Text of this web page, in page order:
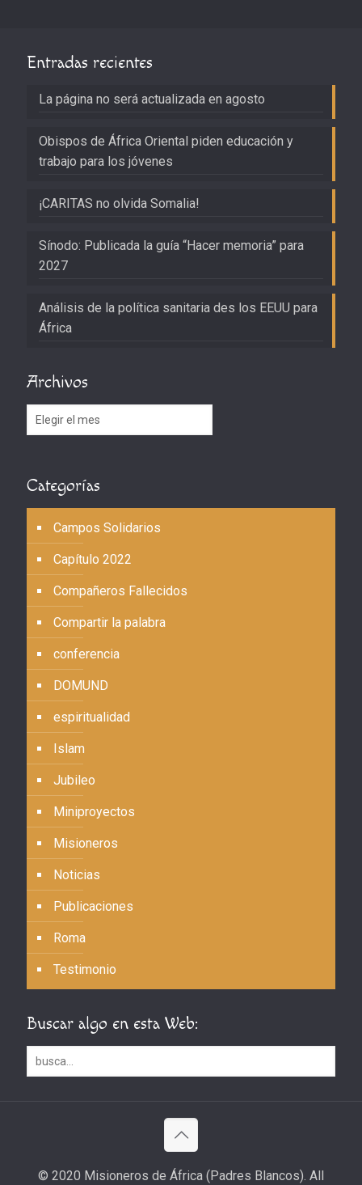
Entradas recientes
La página no será actualizada en agosto
Obispos de África Oriental piden educación y
trabajo para los jóvenes
¡CARITAS no olvida Somalia!
Sínodo: Publicada la guía “Hacer memoria” para
2027
Análisis de la política sanitaria des los EEUU para
África
Archivos
Archivos
Categorías
Campos Solidarios
Capítulo 2022
Compañeros Fallecidos
Compartir la palabra
conferencia
DOMUND
espiritualidad
Islam
Jubileo
Miniproyectos
Misioneros
Noticias
Publicaciones
Roma
Testimonio
Buscar algo en esta Web:
© 2020 Misioneros de África (Padres Blancos). All